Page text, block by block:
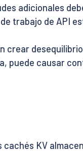
adicionales
trabajo de API
crear
puede causar
KV